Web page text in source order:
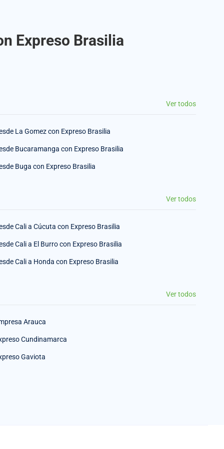
Expreso Brasilia
Ver todos
La Gomez con Expreso Brasilia
Bucaramanga con Expreso Brasilia
Buga con Expreso Brasilia
Ver todos
Cali a Cúcuta con Expreso Brasilia
Cali a El Burro con Expreso Brasilia
Cali a Honda con Expreso Brasilia
Ver todos
Arauca
Cundinamarca
Gaviota